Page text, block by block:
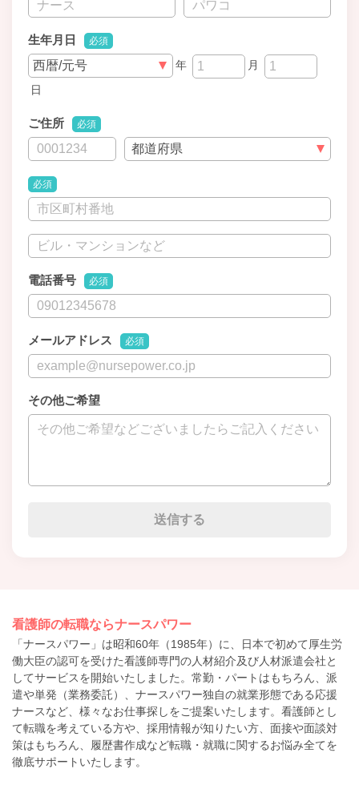
生年月日 必須
年
月
日
ご住所 必須
必須
電話番号 必須
メールアドレス 必須
その他ご希望
看護師の転職ならナースパワー
「ナースパワー」は昭和60年（1985年）に、日本で初めて厚生労
働大臣の認可を受けた看護師専門の人材紹介及び人材派遣会社と
してサービスを開始いたしました。常勤・パートはもちろん、派
遣や単発（業務委託）、ナースパワー独自の就業形態である応援
ナースなど、様々なお仕事探しをご提案いたします。看護師とし
て転職を考えている方や、採用情報が知りたい方、面接や面談対
策はもちろん、履歴書作成など転職・就職に関するお悩み全てを
徹底サポートいたします。